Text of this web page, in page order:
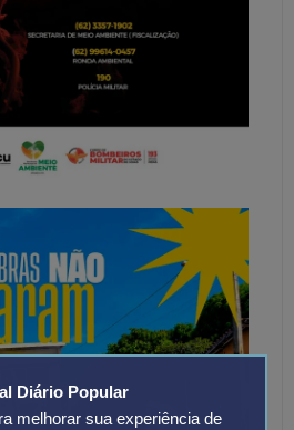
Diário Popular
melhorar sua experiência de